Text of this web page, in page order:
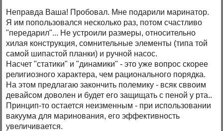
Неправда Ваша! Пробовал. Мне подарили маринатор.
Я им попользовался несколько раз, потом счастливо
"передарил"... Не устроили размеры, относительно
хилая конструкция, сомнительные элементы (типа той
самой шипастой планки) и ручной насос.
Насчет "статики" и "динамики" - это уже вопрос скорее
религиозного характера, чем рационального порядка.
На этом предлагаю закончить полемику - всяк сввоим
девайсом доволен и будет его защищать с пеной у рта..
Принцип-то остается неизменным - при использовании
вакуума для маринования, его эффективность
увеличивается.